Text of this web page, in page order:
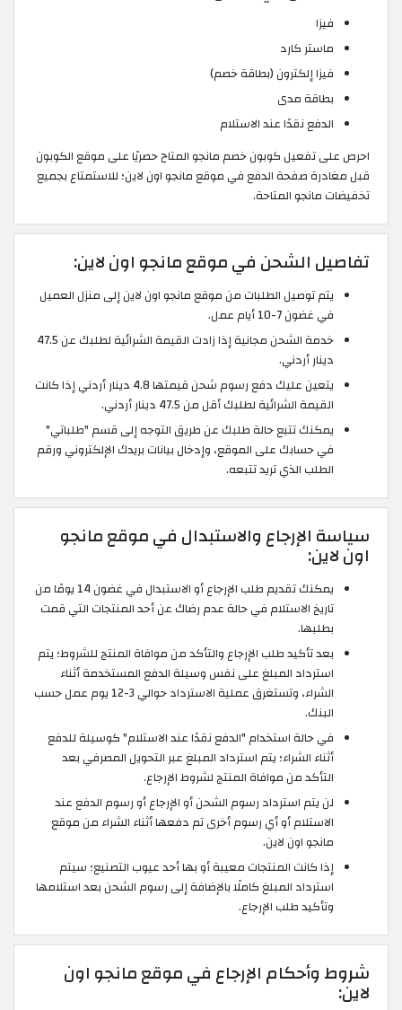
فيزا
ماستر كارد
فيزا إلكترون (بطاقة خصم)
بطاقة مدى
الدفع نقدًا عند الاستلام
احرص على تفعيل كوبون خصم مانجو المتاح حصريًا على موقع الكوبون
قبل مغادرة صفحة الدفع في موقع مانجو اون لاين؛ للاستمتاع بجميع
تخفيضات مانجو المتاحة.
تفاصيل الشحن في موقع مانجو اون لاين:
يتم توصيل الطلبات من موقع مانجو اون لاين إلى منزل العميل
في غضون 7-10 أيام عمل.
خدمة الشحن مجانية إذا زادت القيمة الشرائية لطلبك عن 47.5
دينار أردني.
يتعين عليك دفع رسوم شحن قيمتها 4.8 دينار أردني إذا كانت
القيمة الشرائية لطلبك أقل من 47.5 دينار أردني.
يمكنك تتبع حالة طلبك عن طريق التوجه إلى قسم "طلباتي"
في حسابك على الموقع، وإدخال بيانات بريدك الإلكتروني ورقم
الطلب الذي تريد تتبعه.
سياسة الإرجاع والاستبدال في موقع مانجو
اون لاين:
يمكنك تقديم طلب الإرجاع أو الاستبدال في غضون 14 يومًا من
تاريخ الاستلام في حالة عدم رضاك عن أحد المنتجات التي قمت
بطلبها.
بعد تأكيد طلب الإرجاع والتأكد من موافاة المنتج للشروط؛ يتم
استرداد المبلغ على نفس وسيلة الدفع المستخدمة أثناء
الشراء، وتستغرق عملية الاسترداد حوالي 3-12 يوم عمل حسب
البنك.
في حالة استخدام "الدفع نقدًا عند الاستلام" كوسيلة للدفع
أثناء الشراء؛ يتم استرداد المبلغ عبر التحويل المصرفي بعد
التأكد من موافاة المنتج لشروط الإرجاع.
لن يتم استرداد رسوم الشحن أو الإرجاع أو رسوم الدفع عند
الاستلام أو أي رسوم أخرى تم دفعها أثناء الشراء من موقع
مانجو اون لاين.
إذا كانت المنتجات معيبة أو بها أحد عيوب التصنيع؛ سيتم
استرداد المبلغ كاملًا بالإضافة إلى رسوم الشحن بعد استلامها
وتأكيد طلب الإرجاع.
شروط وأحكام الإرجاع في موقع مانجو اون
لاين: